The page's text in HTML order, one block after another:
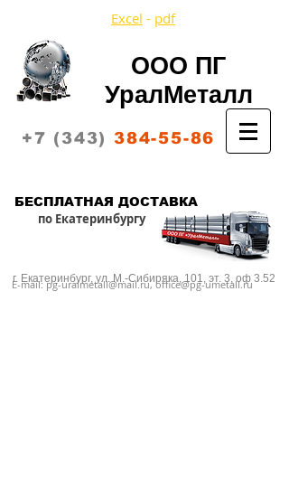
Excel - pdf
+7 (343) 384-55-86
ООО ПГ
УралМеталл
БЕСПЛАТНАЯ ДОСТАВКА
по Екатеринбургу
г. Екатеринбург,ул. М.-Сибиряка, 101, эт. 3, оф 3.52
E-mail:pg-uralmetall@mail.ru,office@pg-umetall.ru